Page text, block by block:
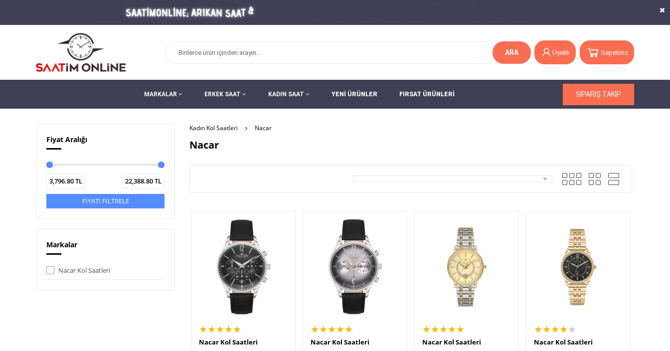
ARA Üyelik Sepetiniz
MARKALAR ERKEK SAAT KADIN SAAT YENİ ÜRÜNLER FIRSAT ÜRÜNLERİ SİPARİŞ TAKİP
Fiyat Aralığı
3,796.80TL 22,388.80TL
FİYATI FİLTRELE
Markalar
Nacar Kol Saatleri
Kadın Kol Saatleri Nacar
Nacar
★★★★★
Nacar Kol Saatleri
★★★★★
Nacar Kol Saatleri
★★★★★
Nacar Kol Saatleri
★★★★★
Nacar Kol Saatleri